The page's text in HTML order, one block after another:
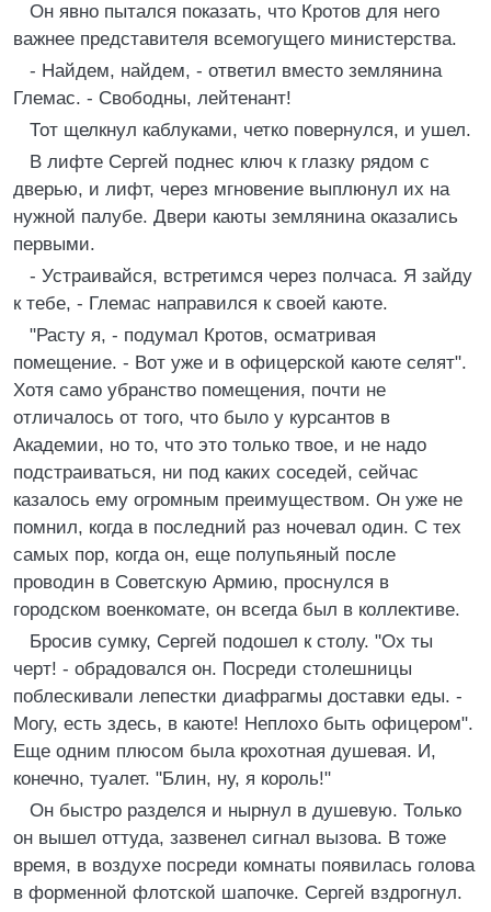
Он явно пытался показать, что Кротов для него
важнее представителя всемогущего министерства.
- Найдем, найдем, - ответил вместо землянина
Глемас. - Свободны, лейтенант!
Тот щелкнул каблуками, четко повернулся, и ушел.
В лифте Сергей поднес ключ к глазку рядом с
дверью, и лифт, через мгновение выплюнул их на
нужной палубе. Двери каюты землянина оказались
первыми.
- Устраивайся, встретимся через полчаса. Я зайду
к тебе, - Глемас направился к своей каюте.
"Расту я, - подумал Кротов, осматривая
помещение. - Вот уже и в офицерской каюте селят".
Хотя само убранство помещения, почти не
отличалось от того, что было у курсантов в
Академии, но то, что это только твое, и не надо
подстраиваться, ни под каких соседей, сейчас
казалось ему огромным преимуществом. Он уже не
помнил, когда в последний раз ночевал один. С тех
самых пор, когда он, еще полупьяный после
проводин в Советскую Армию, проснулся в
городском военкомате, он всегда был в коллективе.
Бросив сумку, Сергей подошел к столу. "Ох ты
черт! - обрадовался он. Посреди столешницы
поблескивали лепестки диафрагмы доставки еды. -
Могу, есть здесь, в каюте! Неплохо быть офицером".
Еще одним плюсом была крохотная душевая. И,
конечно, туалет. "Блин, ну, я король!"
Он быстро разделся и нырнул в душевую. Только
он вышел оттуда, зазвенел сигнал вызова. В тоже
время, в воздухе посреди комнаты появилась голова
в форменной флотской шапочке. Сергей вздрогнул.